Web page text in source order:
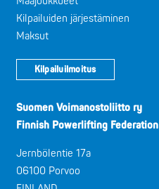
Kilpailuiden järjestäminen
Maksut
Kilpailuilmoitus
Suomen Voimanostoliitto ry
Finnish Powerlifting Federation
Jernbölentie 17a
06100 Porvoo